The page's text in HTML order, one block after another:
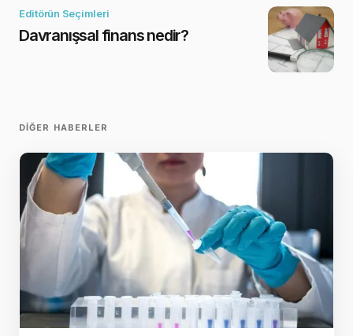
Editörün Seçimleri
Davranışsal finans nedir?
DIĞER HABERLER